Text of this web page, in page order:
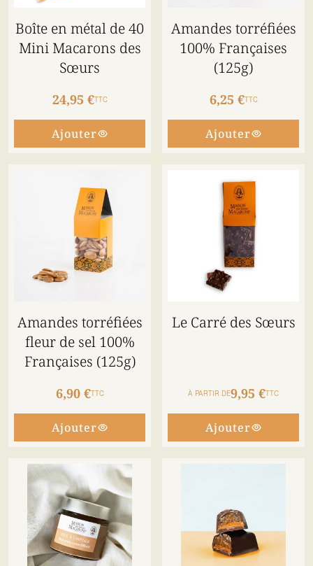
Boîte en métal de 40
Mini Macarons des
Sœurs
24,95 €TTC
Ajouter
Amandes torréfiées
100% Françaises
(125g)
6,25 €TTC
Ajouter
Amandes torréfiées
fleur de sel 100%
Françaises (125g)
6,90 €TTC
Ajouter
Le Carré des Sœurs
À PARTIR DE9,95 €TTC
Ajouter